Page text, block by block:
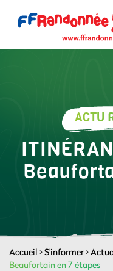
ACTU
Accueil >S'informer>
Beaufortain en 7 étapes